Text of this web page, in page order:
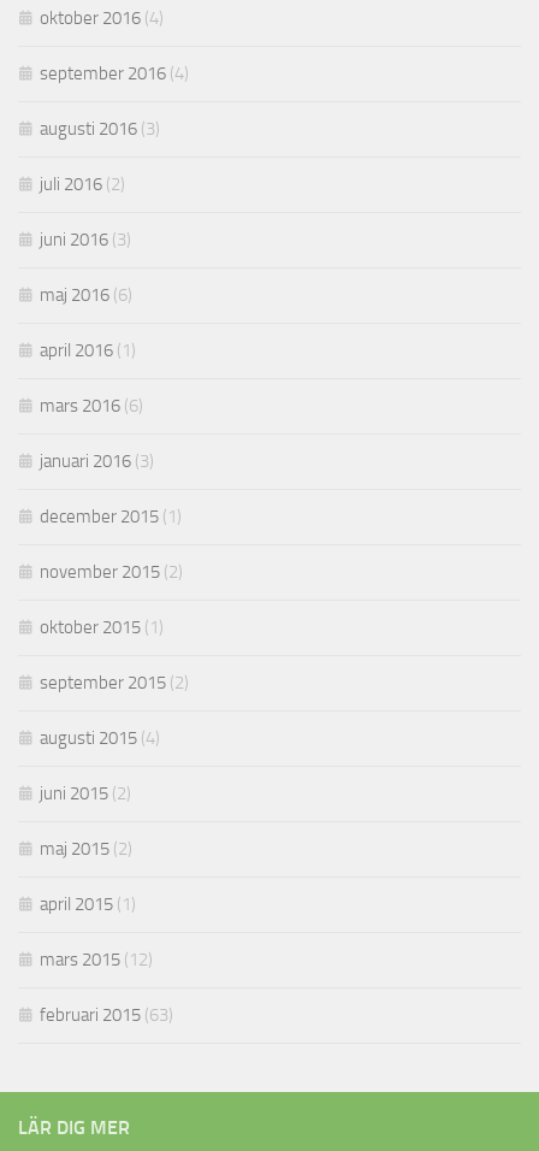
oktober 2016 (4)
september 2016 (4)
augusti 2016 (3)
juli 2016 (2)
juni 2016 (3)
maj 2016 (6)
april 2016 (1)
mars 2016 (6)
januari 2016 (3)
december 2015 (1)
november 2015 (2)
oktober 2015 (1)
september 2015 (2)
augusti 2015 (4)
juni 2015 (2)
maj 2015 (2)
april 2015 (1)
mars 2015 (12)
februari 2015 (63)
LÄR DIG MER